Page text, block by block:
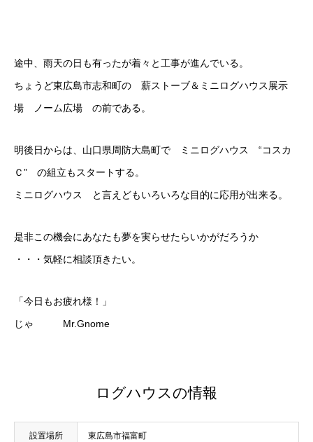
途中、雨天の日も有ったが着々と工事が進んでいる。
ちょうど東広島市志和町の 薪ストーブ＆ミニログハウス展示
場 ノーム広場 の前である。
明後日からは、山口県周防大島町で ミニログハウス “コスカ
Ｃ” の組立もスタートする。
ミニログハウス と言えどもいろいろな目的に応用が出来る。
是非この機会にあなたも夢を実らせたらいかがだろうか
・・・気軽に相談頂きたい。
「今日もお疲れ様！」
じゃ Mr.Gnome
ログハウスの情報
設置場所 東広島市福富町